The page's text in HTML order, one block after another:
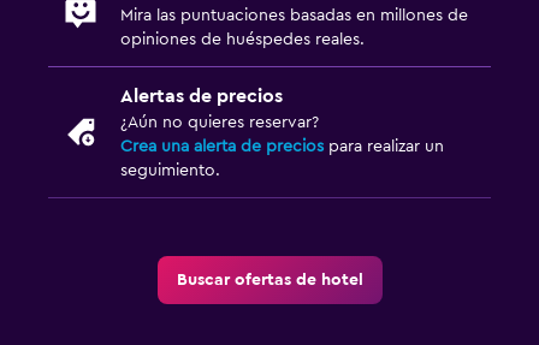
Mira las puntuaciones basadas en millones de
opiniones de huéspedes reales.
Alertas de precios
¿Aún no quieres reservar?
Crea una alerta de precios para realizar un
seguimiento.
Buscar ofertas de hotel